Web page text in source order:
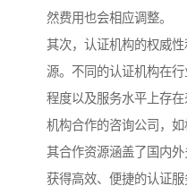
然费用也会相应调整。
其次，认证机构的权威
源。不同的认证机构在
程度以及服务水平上存
机构合作的咨询公司，如
其合作资源涵盖了国内
获得高效、便捷的认证